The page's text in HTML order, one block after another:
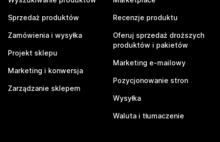
Sprzedaż produktów
Zamówienia i wysyłka
Projekt sklepu
Marketing i konwersja
Zarządzanie sklepem
Recenzje produktu
Oferuj sprzedaż droższych
produktów i pakietów
Marketing e-mailowy
Pozycjonowanie stron
Wysyłka
Waluta i tłumaczenie